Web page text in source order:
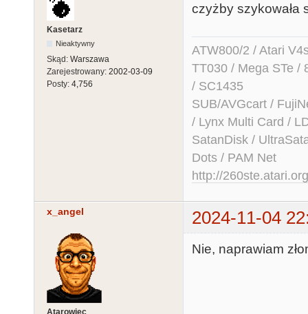
Kasetarz
Nieaktywny
Skąd: Warszawa
Zarejestrowany: 2002-03-09
Posty: 4,756
czyżby szykowała
ATW800/2 / Atari
TT030 / Mega STe /
/ SC1435
SUB/AVGcart /
/ Lynx Multi Card /
SatanDisk /
Dots / PAM Net
http://260ste.atari.org
x_angel 2024-11-04
Atarowiec
Nie, naprawiam